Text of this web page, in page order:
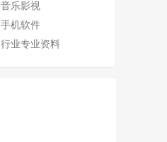
音乐影视
手机软件
行业专业资料